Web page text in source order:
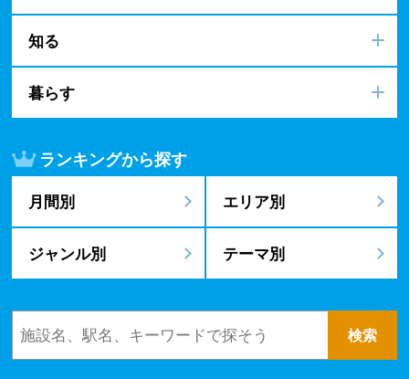
知る
暮らす
ランキングから探す
月間別 エリア別
ジャンル別 テーマ別